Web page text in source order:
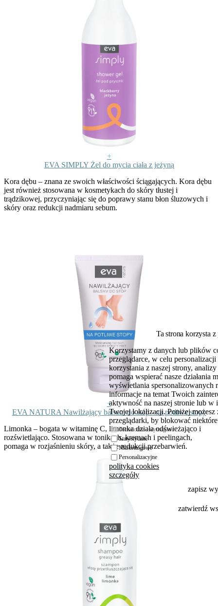
+
EVA SIMPLY Żel do mycia ciała z jeżyną
Kora dębu – znana ze swoich właściwości ściągających. Kora dębu
jest również stosowana w kosmetykach do skóry tłustej i
trądzikowej, przyczyniając się do poprawy stanu błon śluzowych i
skóry oraz redukcji nadmiaru sebum.
+
EVA NATURA Nawilżający balsam do stóp - na potliwe stopy
Limonka – bogata w witaminę C, limonka działa odświeżająco i
rozświetlająco. Stosowana w tonikach, kremach i peelingach,
pomaga w rozjaśnieniu skóry, a także redukcji przebarwień.
Ta strona korzysta
Korzystamy z danych lub plików
przeglądarce, w celu
korzystania z naszej strony,
pomaga wspierać nasze działania
wyświetlania spersonalizowanych
informacje na temat Twoich
aktywność na naszej stronie lub
Twojej lokalizacji. Poniżej możesz
przeglądarki, by blokować
Techniczne - wymagane
Statystyczne
Marketingowe
Personalizacyjne
polityka cookies
szczegóły
zapisz
zatwierdź